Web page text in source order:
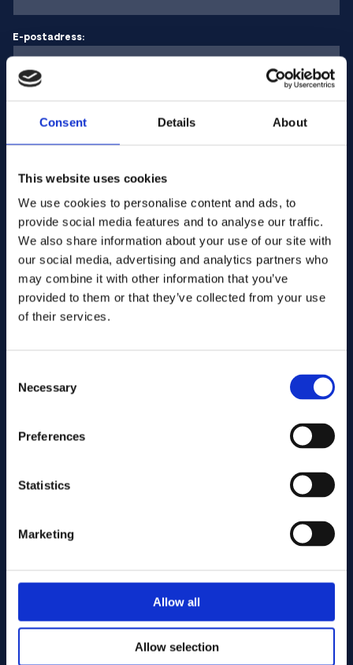
Consent Details About
This website uses cookies
We use cookies to personalise content and ads, to
provide social media features and to analyse our traffic.
We also share information about your use of our site with
our social media, advertising and analytics partners who
may combine it with other information that you’ve
provided to them or that they’ve collected from your use
of their services.
Selection
Necessary
Preferences
Statistics
Marketing
Allow all
Allow selection
E-postadress:
Ditt meddelande